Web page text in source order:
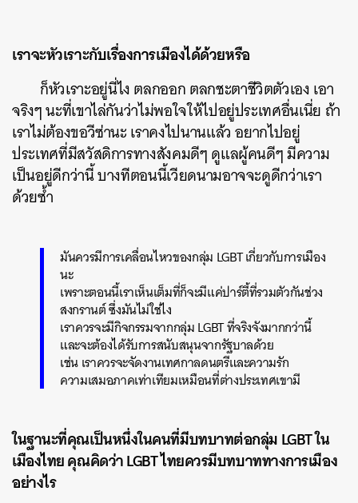
เราจะหัวเราะกับเรื่องการเมืองได้ด้วยหรือ
ก็หัวเราะอยู่นี่ไง ตลกออก ตลกชะตาชีวิตตัวเอง เอา
จริงๆ นะที่เขาไล่กันว่าไม่พอใจให้ไปอยู่ประเทศอื่นเนี่ย ถ้า
เราไม่ต้องขอวีซ่านะ เราคงไปนานแล้ว อยากไปอยู่
ประเทศที่มีสวัสดิการทางสังคมดีๆ ดูแลผู้คนดีๆ มีความ
เป็นอยู่ดีกว่านี้ บางทีตอนนี้เวียดนามอาจจะดูดีกว่าเรา
ด้วยซ้ำ
มันควรมีการเคลื่อนไหวของกลุ่ม LGBT เกี่ยวกับการเมือง
นะ
เพราะตอนนี้เราเห็นเต็มที่ก็จะมีแค่ปาร์ตี้ที่รวมตัวกันช่วง
สงกรานต์ ซึ่งมันไม่ใช่ไง
เราควรจะมีกิจกรรมจากกลุ่ม LGBT ที่จริงจังมากกว่านี้
และจะต้องได้รับการสนับสนุนจากรัฐบาลด้วย
เช่น เราควรจะจัดงานเทศกาลดนตรีและความรัก
ความเสมอภาคเท่าเทียมเหมือนที่ต่างประเทศเขามี
ในฐานะที่คุณเป็นหนึ่งในคนที่มีบทบาทต่อกลุ่ม LGBT ใน
เมืองไทย คุณคิดว่า LGBT ไทยควรมีบทบาททางการเมือง
อย่างไร